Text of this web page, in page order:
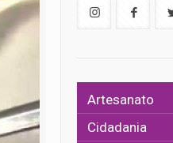
Artesanato
Cidadania